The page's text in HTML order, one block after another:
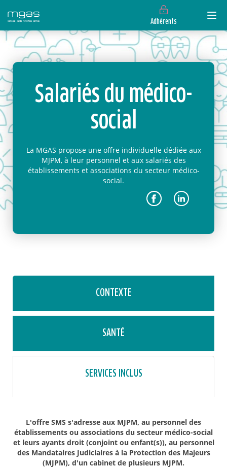
Adhérents
Salariés du médico-
social
La MGAS propose une offre individuelle dédiée aux
MJPM, à leur personnel et aux salariés des
établissements et associations du secteur médico-
social.
CONTEXTE
SANTÉ
SERVICES INCLUS
L'offre SMS s'adresse aux MJPM, au personnel des
établissements ou associations du secteur médico-social
et leurs ayants droit (conjoint ou enfant(s)), au personnel
des Mandataires Judiciaires à la Protection des Majeurs
(MJPM), d'un cabinet de plusieurs MJPM.